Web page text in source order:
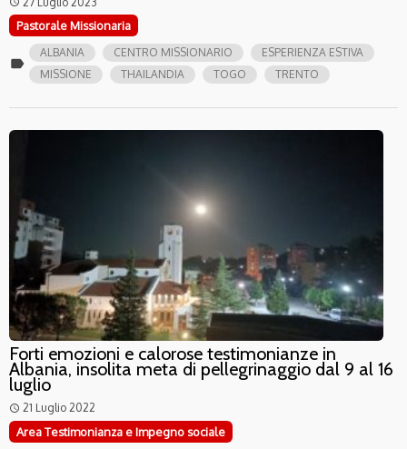
Pastorale Missionaria
label
ALBANIA CENTRO MISSIONARIO
ESPERIENZA ESTIVA
MISSIONE
THAILANDIA TOGO TRENTO
Forti emozioni e calorose testimonianze in
Albania, insolita meta di pellegrinaggio dal 9 al 16
luglio
access_time 21 Luglio 2022
Area Testimonianza e Impegno sociale